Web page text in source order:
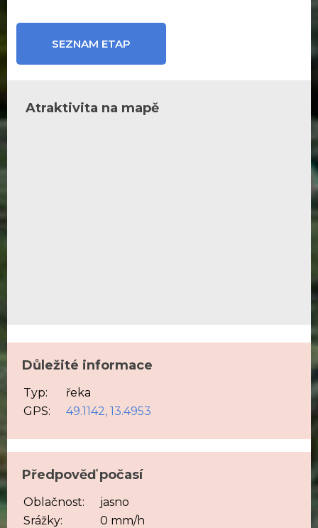
SEZNAM ETAP
Atraktivita na mapě
Důležité informace
Typ:
řeka
GPS:
49.1142, 13.4953
Předpověď počasí
Oblačnost:
jasno
Srážky:
0 mm/h